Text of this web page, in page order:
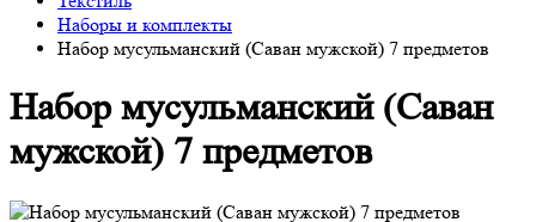
Наборы и комплекты
Набор мусульманский (Саван мужской) 7 предметов
Набор мусульманский (Саван
мужской) 7 предметов